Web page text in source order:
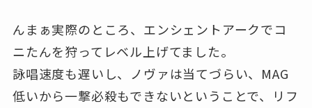
んまぁ実際のところ、エンシェントアークでコ
ニたんを狩ってレベル上げてました。
詠唱速度も遅いし、ノヴァは当てづらい、MAG
低いから一撃必殺もできないということで、リフ